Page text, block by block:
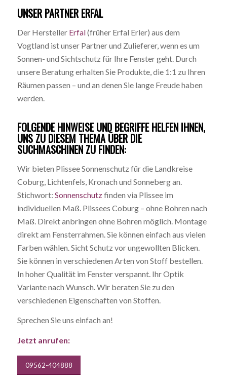
UNSER PARTNER ERFAL
Der Hersteller Erfal(früher Erfal Erler) aus dem
Vogtland ist unser Partner und Zulieferer, wenn es um
Sonnen- und Sichtschutz für Ihre Fenster geht. Durch
unsere Beratung erhalten Sie Produkte, die 1:1 zu Ihren
Räumen passen – und an denen Sie lange Freude haben
werden.
FOLGENDE HINWEISE UND BEGRIFFE HELFEN IHNEN,
UNS ZU DIESEM THEMA ÜBER DIE
SUCHMASCHINEN ZU FINDEN:
Wir bieten Plissee Sonnenschutz für die Landkreise
Coburg, Lichtenfels, Kronach und Sonneberg an.
Stichwort: Sonnenschutzfinden via Plissee im
individuellen Maß. Plissees Coburg – ohne Bohren nach
Maß. Direkt anbringen ohne Bohren möglich. Montage
direkt am Fensterrahmen. Sie können einfach aus vielen
Farben wählen. Sicht Schutz vor ungewollten Blicken.
Sie können in verschiedenen Arten von Stoff bestellen.
In hoher Qualität im Fenster verspannt. Ihr Optik
Variante nach Wunsch. Wir beraten Sie zu den
verschiedenen Eigenschaften von Stoffen.
Sprechen Sie uns einfach an!
Jetzt anrufen:
09562-404888